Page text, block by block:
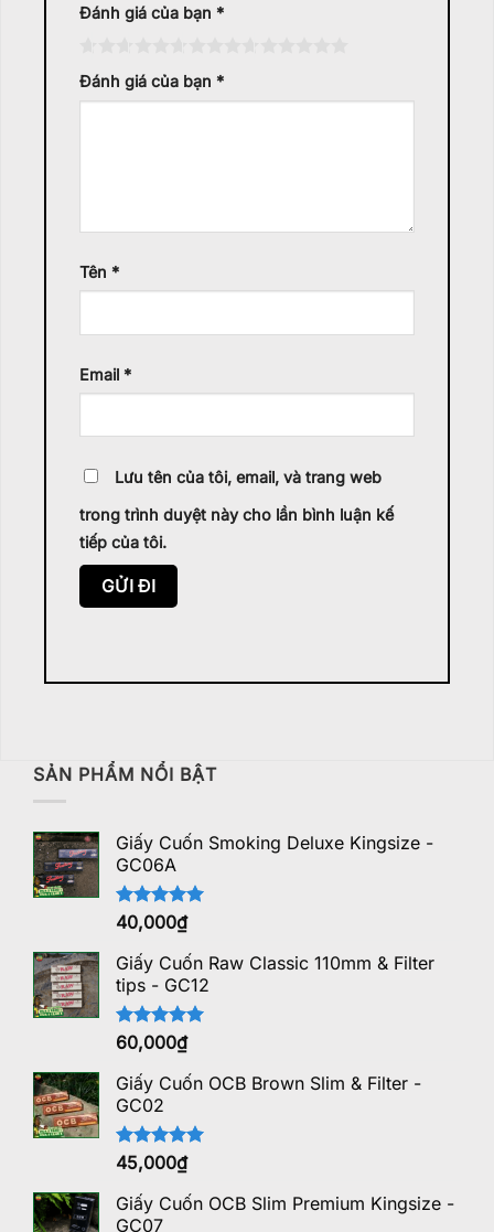
SẢN PHẨM NỔI BẬT
Giấy Cuốn Smoking Deluxe Kingsize -
GC06A
Được xếp
hạng
5.00
5 sao
40,000₫
Giấy Cuốn Raw Classic 110mm & Filter
tips - GC12
Được xếp
hạng
5.00
5 sao
60,000₫
Giấy Cuốn OCB Brown Slim & Filter -
GC02
Được xếp
hạng
5.00
5 sao
45,000₫
Giấy Cuốn OCB Slim Premium Kingsize -
GC07
Đánh giá của bạn *
Đánh giá của bạn *
Tên *
Email *
Lưu tên của tôi, email, và trang web
trong trình duyệt này cho lần bình luận kế
tiếp của tôi.